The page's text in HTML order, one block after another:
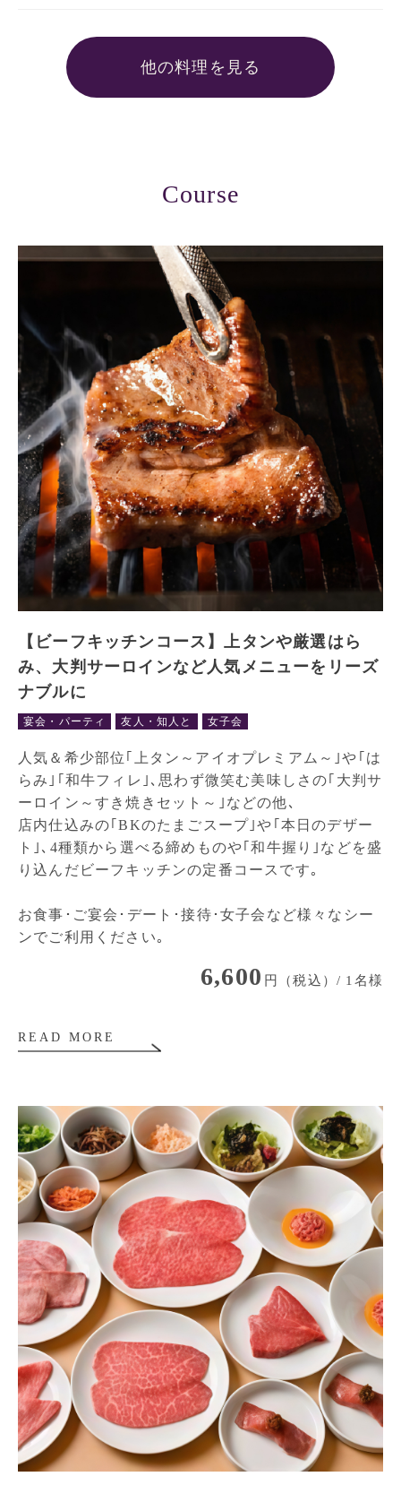
他の料理を見る
Course
【ビーフキッチンコース】上タンや厳選はら
み、大判サーロインなど人気メニューをリーズ
ナブルに
宴会・パーティ 友人・知人と 女子会
人気＆希少部位｢上タン～アイオプレミアム～｣や｢は
らみ｣｢和牛フィレ｣､思わず微笑む美味しさの｢大判サ
ーロイン～すき焼きセット～｣などの他､
店内仕込みの｢BKのたまごスープ｣や｢本日のデザー
ト｣､4種類から選べる締めものや｢和牛握り｣などを盛
り込んだビーフキッチンの定番コースです｡
お食事･ご宴会･デート･接待･女子会など様々なシー
ンでご利用ください｡
6,600 円（税込）/ 1名様
READ MORE